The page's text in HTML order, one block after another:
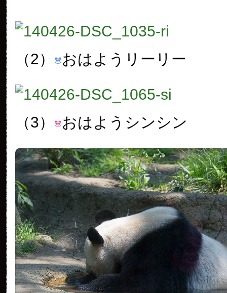
（2） おはようリーリー
（3） おはようシンシン